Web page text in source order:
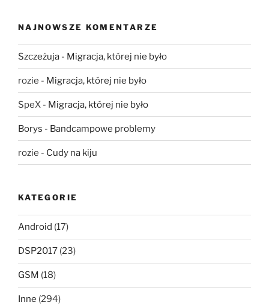
NAJNOWSZE KOMENTARZE
Szczeżuja - Migracja, której nie było
rozie - Migracja, której nie było
SpeX - Migracja, której nie było
Borys - Bandcampowe problemy
rozie - Cudy na kiju
KATEGORIE
Android (17)
DSP2017 (23)
GSM (18)
Inne (294)